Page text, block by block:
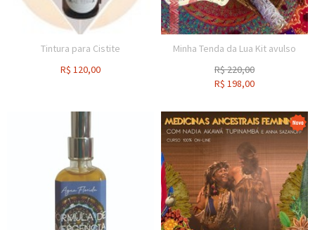
Tintura para Cistite
R$ 120,00
Minha Tenda da Lua Kit avulso
R$220,00
R$ 198,00